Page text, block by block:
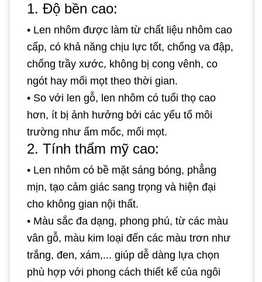
1. Độ bền cao:
• Len nhôm được làm từ chất liệu nhôm cao
cấp, có khả năng chịu lực tốt, chống va đập,
chống trầy xước, không bị cong vênh, co
ngót hay mối mọt theo thời gian.
• So với len gỗ, len nhôm có tuổi thọ cao
hơn, ít bị ảnh hưởng bởi các yếu tố môi
trường như ẩm mốc, mối mọt.
2. Tính thẩm mỹ cao:
• Len nhôm có bề mặt sáng bóng, phẳng
mịn, tạo cảm giác sang trọng và hiện đại
cho không gian nội thất.
• Màu sắc đa dạng, phong phú, từ các màu
vân gỗ, màu kim loại đến các màu trơn như
trắng, đen, xám,... giúp dễ dàng lựa chọn
phù hợp với phong cách thiết kế của ngôi